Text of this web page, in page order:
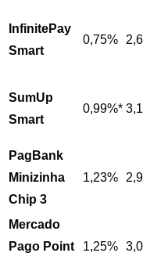
InfinitePay
Smart
0,75%
SumUp
Smart
0,99%*
PagBank
Minizinha
Chip 3
1,23%
Mercado
Pago Point
1,25%